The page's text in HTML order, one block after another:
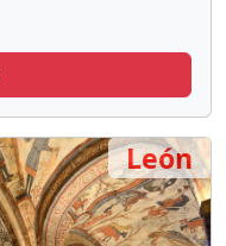
León